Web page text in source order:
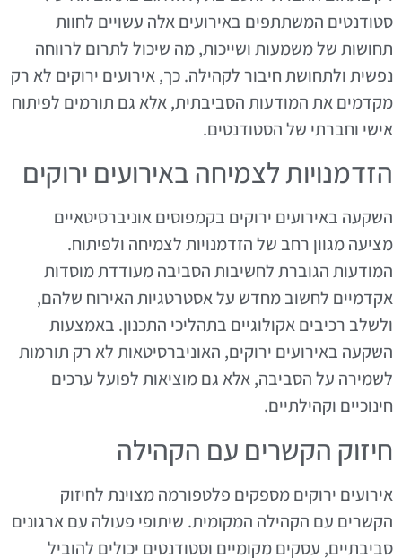
סטודנטים המשתתפים באירועים אלה עשויים לחוות
תחושות של משמעות ושייכות, מה שיכול לתרום לרווחה
נפשית ולתחושת חיבור לקהילה. כך, אירועים ירוקים לא רק
מקדמים את המודעות הסביבתית, אלא גם תורמים לפיתוח
אישי וחברתי של הסטודנטים.
הזדמנויות לצמיחה באירועים ירוקים
השקעה באירועים ירוקים בקמפוסים אוניברסיטאיים
מציעה מגוון רחב של הזדמנויות לצמיחה ולפיתוח.
המודעות הגוברת לחשיבות הסביבה מעודדת מוסדות
אקדמיים לחשוב מחדש על אסטרטגיות האירוח שלהם,
ולשלב רכיבים אקולוגיים בתהליכי התכנון. באמצעות
השקעה באירועים ירוקים, האוניברסיטאות לא רק תורמות
לשמירה על הסביבה, אלא גם מוציאות לפועל ערכים
חינוכיים וקהילתיים.
חיזוק הקשרים עם הקהילה
אירועים ירוקים מספקים פלטפורמה מצוינת לחיזוק
הקשרים עם הקהילה המקומית. שיתופי פעולה עם ארגונים
סביבתיים, עסקים מקומיים וסטודנטים יכולים להוביל